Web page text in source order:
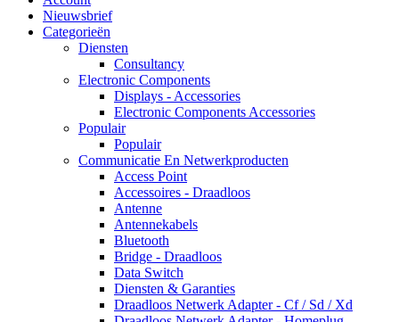
Nieuwsbrief
Categorieën
Diensten
Consultancy
Electronic Components
Displays - Accessories
Electronic Components Accessories
Populair
Populair
Communicatie En Netwerkproducten
Access Point
Accessoires - Draadloos
Antenne
Antennekabels
Bluetooth
Bridge - Draadloos
Data Switch
Diensten & Garanties
Draadloos Netwerk Adapter - Cf / Sd / Xd